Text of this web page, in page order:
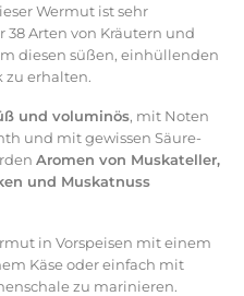
Wermut ist sehr
Arten von Kräutern und
diesen süßen, einhüllenden
zu erhalten.
und voluminös, mit Noten
und mit gewissen Säure-
Aromen von Muskateller,
und Muskatnuss
in Vorspeisen mit einem
Käse oder einfach mit
zu marinieren.